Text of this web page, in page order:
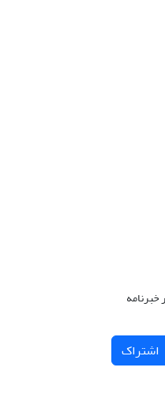
خبرنامه
اشتراک